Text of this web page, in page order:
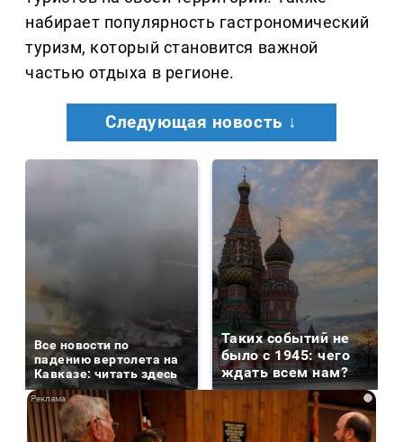
набирает популярность гастрономический
туризм, который становится важной
частью отдыха в регионе.
Следующая новость ↓
Все новости по
падению вертолета на
Кавказе: читать здесь
Таких событий не
было с 1945: чего
ждать всем нам?
i